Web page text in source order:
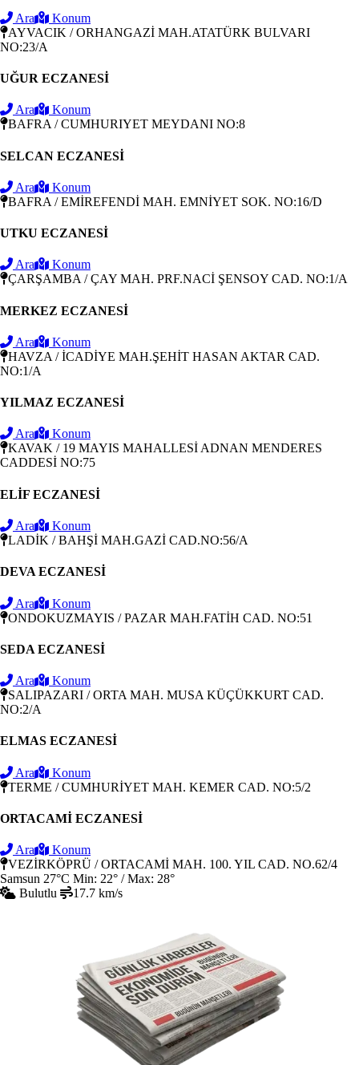
Ara
Konum
AYVACIK / ORHANGAZİ MAH.ATATÜRK BULVARI
NO:23/A
UĞUR ECZANESİ
Ara
Konum
BAFRA / CUMHURIYET MEYDANI NO:8
SELCAN ECZANESİ
Ara
Konum
BAFRA / EMİREFENDİ MAH. EMNİYET SOK. NO:16/D
UTKU ECZANESİ
Ara
Konum
ÇARŞAMBA / ÇAY MAH. PRF.NACİ ŞENSOY CAD. NO:1/A
MERKEZ ECZANESİ
Ara
Konum
HAVZA / İCADİYE MAH.ŞEHİT HASAN AKTAR CAD.
NO:1/A
YILMAZ ECZANESİ
Ara
Konum
KAVAK / 19 MAYIS MAHALLESİ ADNAN MENDERES
CADDESİ NO:75
ELİF ECZANESİ
Ara
Konum
LADİK / BAHŞİ MAH.GAZİ CAD.NO:56/A
DEVA ECZANESİ
Ara
Konum
ONDOKUZMAYIS / PAZAR MAH.FATİH CAD. NO:51
SEDA ECZANESİ
Ara
Konum
SALIPAZARI / ORTA MAH. MUSA KÜÇÜKKURT CAD.
NO:2/A
ELMAS ECZANESİ
Ara
Konum
TERME / CUMHURİYET MAH. KEMER CAD. NO:5/2
ORTACAMİ ECZANESİ
Ara
Konum
VEZİRKÖPRÜ / ORTACAMİ MAH. 100. YIL CAD. NO.62/4
Samsun 27°C Min: 22° / Max: 28°
Bulutlu
17.7 km/s